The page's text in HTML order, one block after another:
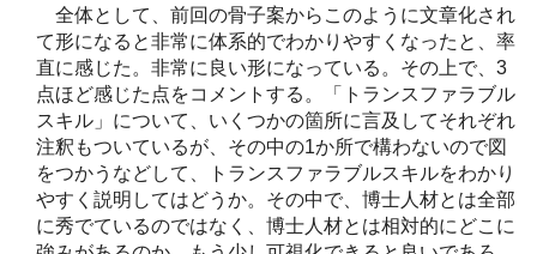
全体として、前回の骨子案からこのように文章化され
て形になると非常に体系的でわかりやすくなったと、率
直に感じた。非常に良い形になっている。その上で、3
点ほど感じた点をコメントする。「トランスファラブル
スキル」について、いくつかの箇所に言及してそれぞれ
注釈もついているが、その中の1か所で構わないので図
をつかうなどして、トランスファラブルスキルをわかり
やすく説明してはどうか。その中で、博士人材とは全部
に秀でているのではなく、博士人材とは相対的にどこに